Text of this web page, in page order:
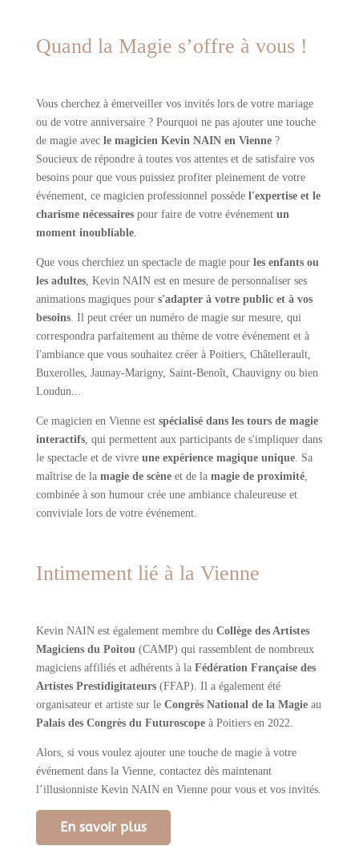
Quand la Magie s’offre à vous !
Vous cherchez à émerveiller vos invités lors de votre mariage
ou de votre anniversaire ? Pourquoi ne pas ajouter une touche
de magie avec le magicien Kevin NAIN en Vienne?
Soucieux de répondre à toutes vos attentes et de satisfaire vos
besoins pour que vous puissiez profiter pleinement de votre
événement, ce magicien professionnel possède l'expertise et le
charisme nécessairespour faire de votre événement un
moment inoubliable.
Que vous cherchiez un spectacle de magie pour les enfants ou
les adultes, Kevin NAINest en mesure de personnaliser ses
animations magiquespour s'adapter à votre public et à vos
besoins. Il peut créer un numérode magie sur mesure, qui
correspondra parfaitement au thème de votre événement et à
l'ambiance que vous souhaitez créer à Poitiers, Châtellerault,
Buxerolles, Jaunay-Marigny, Saint-Benoît, Chauvigny ou bien
Loudun..
Ce magicien en Vienne est spécialisé dans les tours de magie
interactifs, qui permettent aux participants de s'impliquer dans
le spectacle et de vivre une expérience magique unique. Sa
maîtrise de la magie de scène et de lamagie de proximité,
combinée à son humour crée une ambiance chaleureuse et
conviviale lors de votre événement.
Intimement lié à la Vienne
Kevin NAIN est également membre du Collège des Artistes
Magiciens du Poitou (CAMP) qui rassemblent de nombreux
magiciens affiliés et adhérents à la Fédération Française des
Artistes Prestidigitateurs (FFAP). Il a également été
organisateur et artiste sur le Congrès National de la Magie au
Palais des Congrès du Futuroscopeà Poitiers en 2022.
Alors, si vous voulez ajouter une touche de magie à votre
événement dans la Vienne, contactez dès maintenant
l’illusionniste Kevin NAIN en Vienne pour vous et vos invités.
En savoir plus